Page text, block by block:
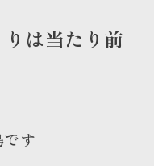
は当たり前
です